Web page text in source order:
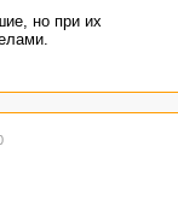
но при их